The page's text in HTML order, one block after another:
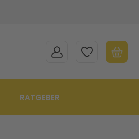
MEIN KONTOMEINE WUNSCHLISTE
RATGEBER